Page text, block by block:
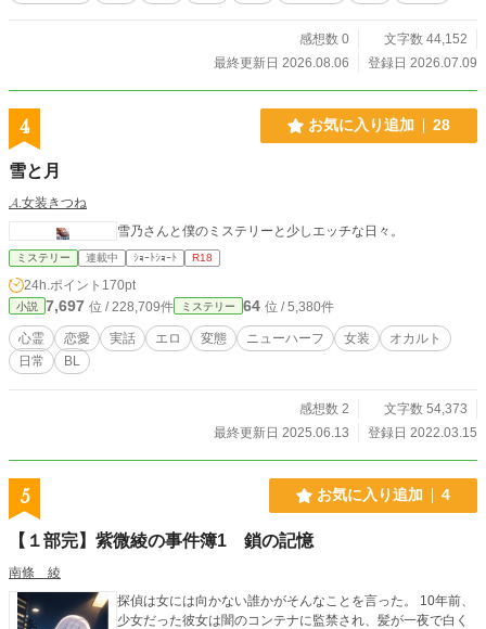
ています。 ジャンルが一つしか選べないため、「ミステリ
ん、今後、SF・ファンタジー的要素、グロテスクな描写も入
感想数 0
文字数 44,152
最終更新日 2026.08.06
登録日 2026.07.09
4 お気に入り追加 28
雪と月
𝓐.女装きつね
雪乃さんと僕のミステリーと少しエッチな日々。
ミステリー 連載中 ｼｮｰﾄｼｮｰﾄ R18
24h.ポイント 170pt
小説 7,697 位 / 228,709件 ミステリー 64 位 / 5,380件
心霊 恋愛 実話 エロ 変態 ニューハーフ 女装
オカルト
日常
BL
感想数 2
文字数 54,373
最終更新日 2025.06.13
登録日 2022.03.15
5 お気に入り追加 4
【１部完】紫微綾の事件簿1 鎖の記憶
南條 綾
探偵は女には向かない誰かがそんなことを言った。 10年前、
少女だった彼女は闇のコンテナに監禁され、髪が一夜で白く